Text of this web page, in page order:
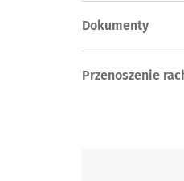
Dokumenty
Przenoszenie